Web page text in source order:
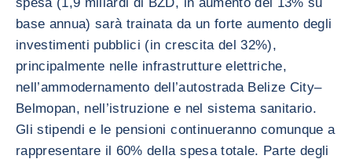
base annua) sarà trainata da un forte aumento degli
investimenti pubblici (in crescita del 32%),
principalmente nelle infrastrutture elettriche,
nell’ammodernamento dell’autostrada Belize City–
Belmopan, nell’istruzione e nel sistema sanitario.
Gli stipendi e le pensioni continueranno comunque a
rappresentare il 60% della spesa totale. Parte degli